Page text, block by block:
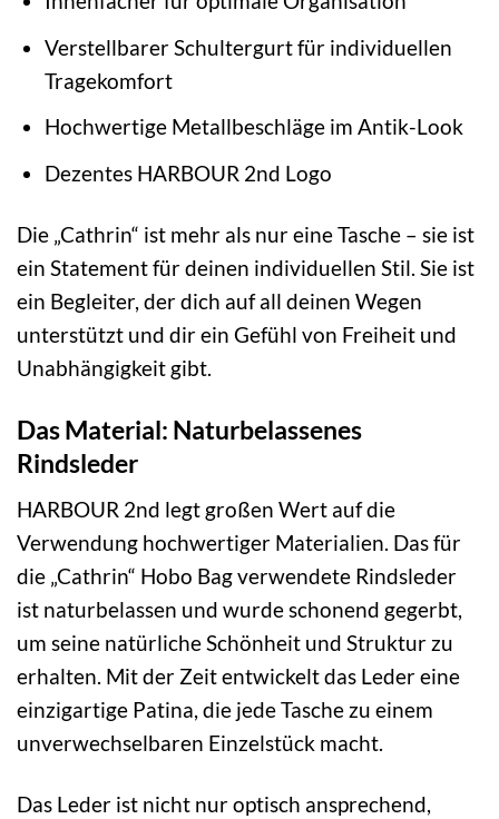
Verstellbarer Schultergurt für individuellen
Tragekomfort
Hochwertige Metallbeschläge im Antik-Look
Dezentes HARBOUR 2nd Logo
Die „Cathrin“ ist mehr als nur eine Tasche – sie ist
ein Statement für deinen individuellen Stil. Sie ist
ein Begleiter, der dich auf all deinen Wegen
unterstützt und dir ein Gefühl von Freiheit und
Unabhängigkeit gibt.
Das Material: Naturbelassenes
Rindsleder
HARBOUR 2nd legt großen Wert auf die
Verwendung hochwertiger Materialien. Das für
die „Cathrin“ Hobo Bag verwendete Rindsleder
ist naturbelassen und wurde schonend gegerbt,
um seine natürliche Schönheit und Struktur zu
erhalten. Mit der Zeit entwickelt das Leder eine
einzigartige Patina, die jede Tasche zu einem
unverwechselbaren Einzelstück macht.
Das Leder ist nicht nur optisch ansprechend,